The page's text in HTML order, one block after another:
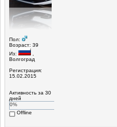
Пол:
Возраст: 39
Из:
Волгоград
Регистрация:
15.02.2015
Активность за 30
дней
0%
Offline